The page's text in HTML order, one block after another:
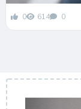
0 614 0